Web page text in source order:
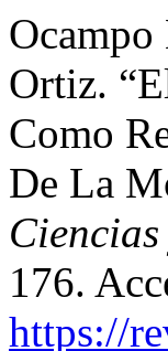
Ortiz.
Como
De La
176.
https://